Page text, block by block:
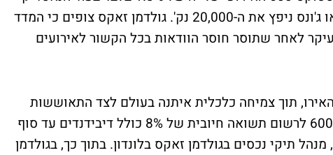
זינק מעל 5%, ה-S&P500 עלה 2.5% והדאו ג'ונס ניפץ את ה-20,000 נק'. גולדמן זאקס צופים כי המדד
לאחר שתוסר חוסר הוודאות בכל הקשור לאירועים
תוך צמיחה כלכלית איתנה בעולם לצד התאוששות
מחירי הנפט תוביל את מדד היורו סטוקס 600 לרשום תשואה חיובית של 8% כולל דיבידנדים עד סוף
תיקי נכסים בגולדמן זאקס בלונדון. בתוך כך, בגולדמן